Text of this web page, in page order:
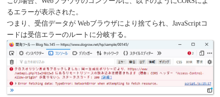
るエラーが表示された。
つまり、受信データが Webブラウザにより捨てられ、JavaScriptコ
ードは受信エラーのルートに分岐する。